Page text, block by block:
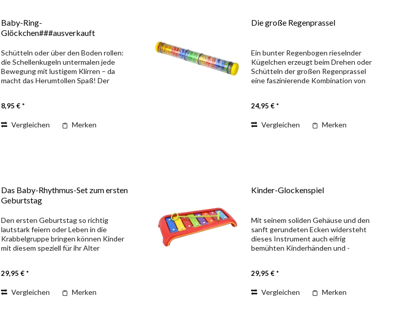
Baby-Ring-
Glöckchen###ausverkauft
Schütteln oder über den Boden rollen:
die Schellenkugeln untermalen jede
Bewegung mit lustigem Klirren – da
macht das Herumtollen Spaß! Der
Kunststoffkörper übersteht auch den...
8,95 € *
Vergleichen Merken
Die große Regenprassel
Ein bunter Regenbogen rieselnder
Kügelchen erzeugt beim Drehen oder
Schütteln der großen Regenprassel
eine faszinierende Kombination von
Music for Kids Unsere...
24,95 € *
Vergleichen Merken
Das Baby-Rhythmus-Set zum ersten
Geburtstag
Den ersten Geburtstag so richtig
lautstark feiern oder Leben in die
Krabbelgruppe bringen können Kinder
mit diesem speziell für ihr Alter
kann die kleine Rasselbande...
29,95 € *
Vergleichen Merken
Kinder-Glockenspiel
Mit seinem soliden Gehäuse und den
sanft gerundeten Ecken widersteht
dieses Instrument auch eifrig
bemühten Kinderhänden und -
(diatonisch) aus hochwertigem
29,95 € *
Vergleichen Merken